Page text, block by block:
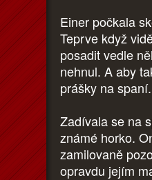
Einer počkala
Teprve když
posadit vedle
nehnul. A aby
prášky na
Zadívala se na
známé horko.
zamilovaně
opravdu jejím